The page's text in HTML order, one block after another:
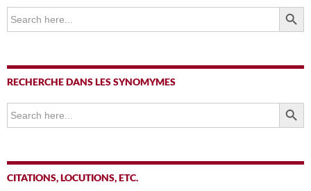
Search
for:
SEARCH
RECHERCHE DANS LES SYNOMYMES
Search
for:
SEARCH
CITATIONS, LOCUTIONS, ETC.